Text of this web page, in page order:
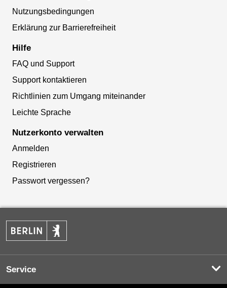
Nutzungsbedingungen
Erklärung zur Barrierefreiheit
Hilfe
FAQ und Support
Support kontaktieren
Richtlinien zum Umgang miteinander
Leichte Sprache
Nutzerkonto verwalten
Anmelden
Registrieren
Passwort vergessen?
Service